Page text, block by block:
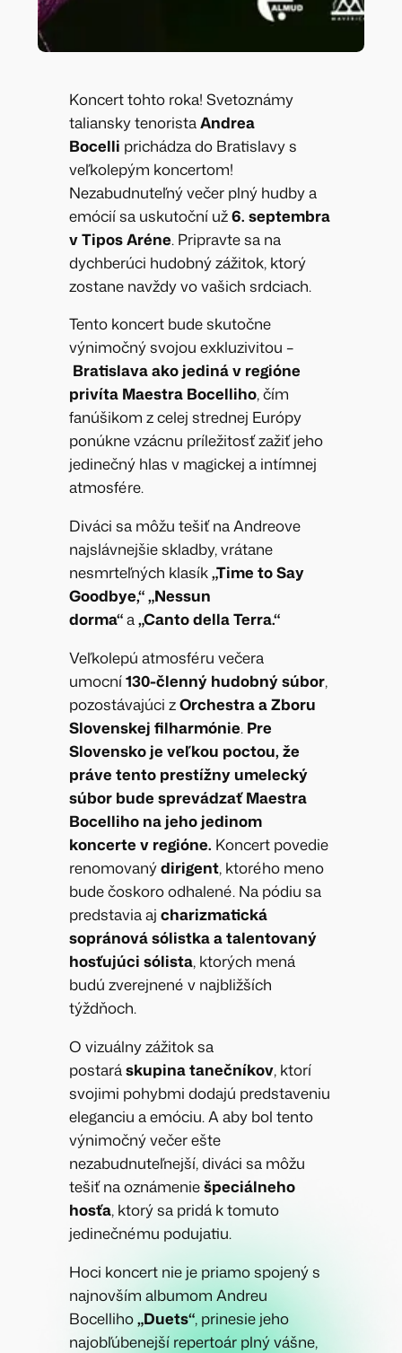
Koncert tohto roka! Svetoznámy
taliansky tenoristaAndrea
Bocelli prichádza do Bratislavy s
veľkolepým koncertom!
Nezabudnuteľný večer plný hudby a
emócií sa uskutoční už6. septembra
v Tipos Aréne. Pripravte sa na
dychberúci hudobný zážitok, ktorý
zostane navždy vo vašich srdciach.
Tento koncert bude skutočne
výnimočný svojou exkluzivitou –
Bratislava ako jediná v regióne
privíta Maestra Bocelliho, čím
fanúšikom z celej strednej Európy
ponúkne vzácnu príležitosť zažiť jeho
jedinečný hlas v magickej a intímnej
atmosfére.
Diváci sa môžu tešiť na Andreove
najslávnejšie skladby, vrátane
nesmrteľných klasík„Time to Say
Goodbye,“ „Nessun
dorma“a„Canto della Terra.“
Veľkolepú atmosféru večera
umocní130-členný hudobný súbor,
pozostávajúci zOrchestra a Zboru
Slovenskej filharmónie. Pre
Slovensko je veľkou poctou, že
práve tento prestížny umelecký
súbor bude sprevádzať Maestra
Bocelliho na jeho jedinom
koncerte v regióne. Koncert povedie
renomovanýdirigent, ktorého meno
bude čoskoro odhalené. Na pódiu sa
predstavia ajcharizmatická
sopránová sólistka a talentovaný
hosťujúci sólista, ktorých mená
budú zverejnené v najbližších
týždňoch.
O vizuálny zážitok sa
postaráskupina tanečníkov, ktorí
svojimi pohybmi dodajú predstaveniu
eleganciu a emóciu. A aby bol tento
výnimočný večer ešte
nezabudnuteľnejší, diváci sa môžu
tešiť na oznámeniešpeciálneho
hosťa, ktorý sa pridá k tomuto
jedinečnému podujatiu.
Hoci koncert nie je priamo spojený s
najnovším albumom Andreu
Bocelliho„Duets“, prinesie jeho
najobľúbenejší repertoár plný vášne,